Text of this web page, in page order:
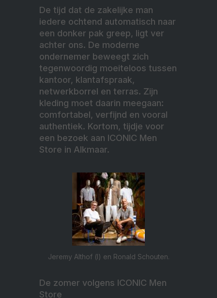
De tijd dat de zakelijke man
iedere ochtend automatisch naar
een donker pak greep, ligt ver
achter ons. De moderne
ondernemer beweegt zich
tegenwoordig moeiteloos tussen
kantoor, klantafspraak,
netwerkborrel en terras. Zijn
kleding moet daarin meegaan:
comfortabel, verfijnd en vooral
authentiek. Kortom, tijdje voor
een bezoek aan ICONIC Men
Store in Alkmaar.
Jeremy Althof (l) en Ronald Schouten.
De zomer volgens ICONIC Men
Store